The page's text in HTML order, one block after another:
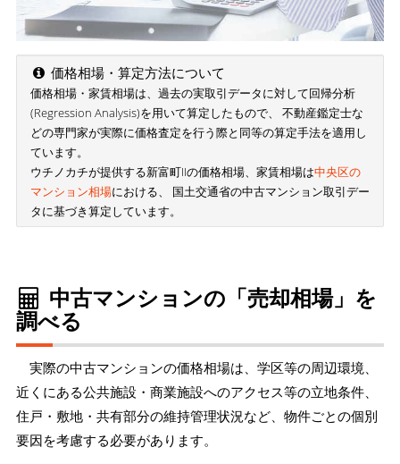
価格相場・算定方法について
価格相場・家賃相場は、過去の実取引データに対して回帰分析
(Regression Analysis)を用いて算定したもので、 不動産鑑定士な
どの専門家が実際に価格査定を行う際と同等の算定手法を適用し
ています。
ウチノカチが提供する新富町IIの価格相場、家賃相場は中央区の
マンション相場における、 国土交通省の中古マンション取引デー
タに基づき算定しています。
中古マンションの「売却相場」を
調べる
実際の中古マンションの価格相場は、学区等の周辺環境、
近くにある公共施設・商業施設へのアクセス等の立地条件、
住戸・敷地・共有部分の維持管理状況など、物件ごとの個別
要因を考慮する必要があります。